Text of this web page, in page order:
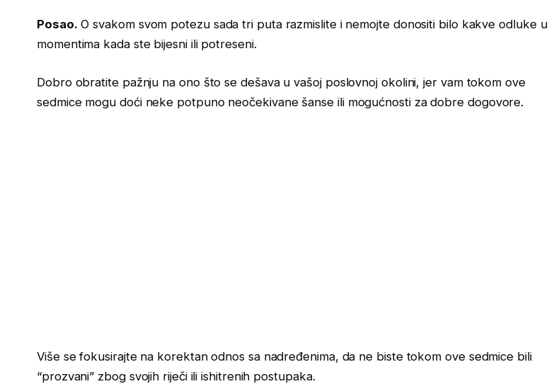
Posao. O svakom svom potezu sada tri puta razmislite i nemojte donositi bilo kakve odluke u
momentima kada ste bijesni ili potreseni.
Dobro obratite pažnju na ono što se dešava u vašoj poslovnoj okolini, jer vam tokom ove
sedmice mogu doći neke potpuno neočekivane šanse ili mogućnosti za dobre dogovore.
Više se fokusirajte na korektan odnos sa nadređenima, da ne biste tokom ove sedmice bili
“prozvani” zbog svojih riječi ili ishitrenih postupaka.